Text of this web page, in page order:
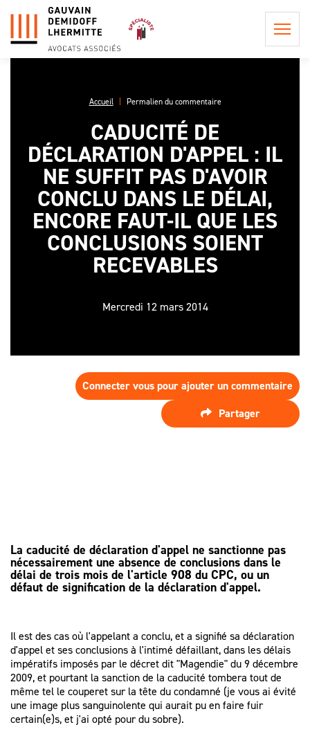
Accueil Permalien du commentaire
CADUCITÉ DE
DÉCLARATION D'APPEL : IL
NE SUFFIT PAS D'AVOIR
CONCLU DANS LE DÉLAI,
ENCORE FAUT-IL QUE LES
CONCLUSIONS SOIENT
RECEVABLES
Mercredi 12 mars 2014
Connecter vous pour ajouter un commentaire
Partager
La caducité de déclaration d'appel ne sanctionne pas
nécessairement une absence de conclusions dans le
délai de trois mois de l'article 908 du CPC, ou un
défaut de signification de la déclaration d'appel.
Il est des cas où l'appelant a conclu, et a signifié sa déclaration
d'appel et ses conclusions à l'intimé défaillant, dans les délais
impératifs imposés par le décret dit "Magendie" du 9 décembre
2009, et pourtant la sanction de la caducité tombera tout de
même tel le couperet sur la tête du condamné (je vous ai évité
une image plus sanguinolente qui aurait pu en faire fuir
certain(e)s, et j'ai opté pour du sobre).
SOMMES-
NOUS ?
PHILOSOPHIE
DU CABINET
POSTULATION ET
REPRÉSENTATION
CONSEIL EN
PROCÉDURE
INFORMATION
PRÉCONTRACTUELLE
LES HONORAIRES DE
POSTULATION ET DE
PROCÉDURES
D'UN